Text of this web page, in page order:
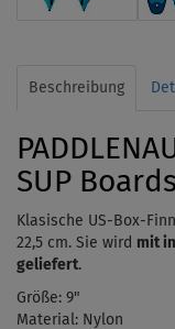
Beschreibung
SUP Boards
Klasische US-Box-
22,5 cm. Sie wird mit
geliefert.
Größe: 9"
Material: Nylon